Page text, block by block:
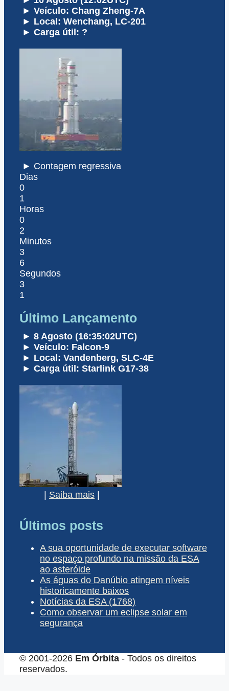
► Veículo: Chang Zheng-7A
► Local: Wenchang, LC-201
► Carga útil: ?
► Contagem regressiva
Dias
0
1
Horas
0
2
Minutos
3
6
Segundos
3
1
Último Lançamento
► 8 Agosto (16:35:02UTC)
► Veículo: Falcon-9
► Local: Vandenberg, SLC-4E
► Carga útil: Starlink G17-38
| Saiba mais |
Últimos posts
A sua oportunidade de executar software
no espaço profundo na missão da ESA
ao asteróide
As águas do Danúbio atingem níveis
historicamente baixos
Notícias da ESA (1768)
Como observar um eclipse solar em
segurança
© 2001-2026 Em Órbita - Todos os direitos
reservados.